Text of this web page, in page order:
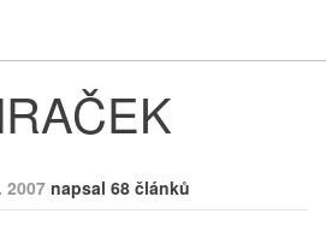
2007 napsal 68 článků